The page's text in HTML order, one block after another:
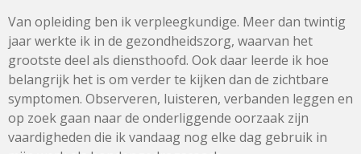
Van opleiding ben ik verpleegkundige. Meer dan twintig
jaar werkte ik in de gezondheidszorg, waarvan het
grootste deel als diensthoofd. Ook daar leerde ik hoe
belangrijk het is om verder te kijken dan de zichtbare
symptomen. Observeren, luisteren, verbanden leggen en
op zoek gaan naar de onderliggende oorzaak zijn
vaardigheden die ik vandaag nog elke dag gebruik in